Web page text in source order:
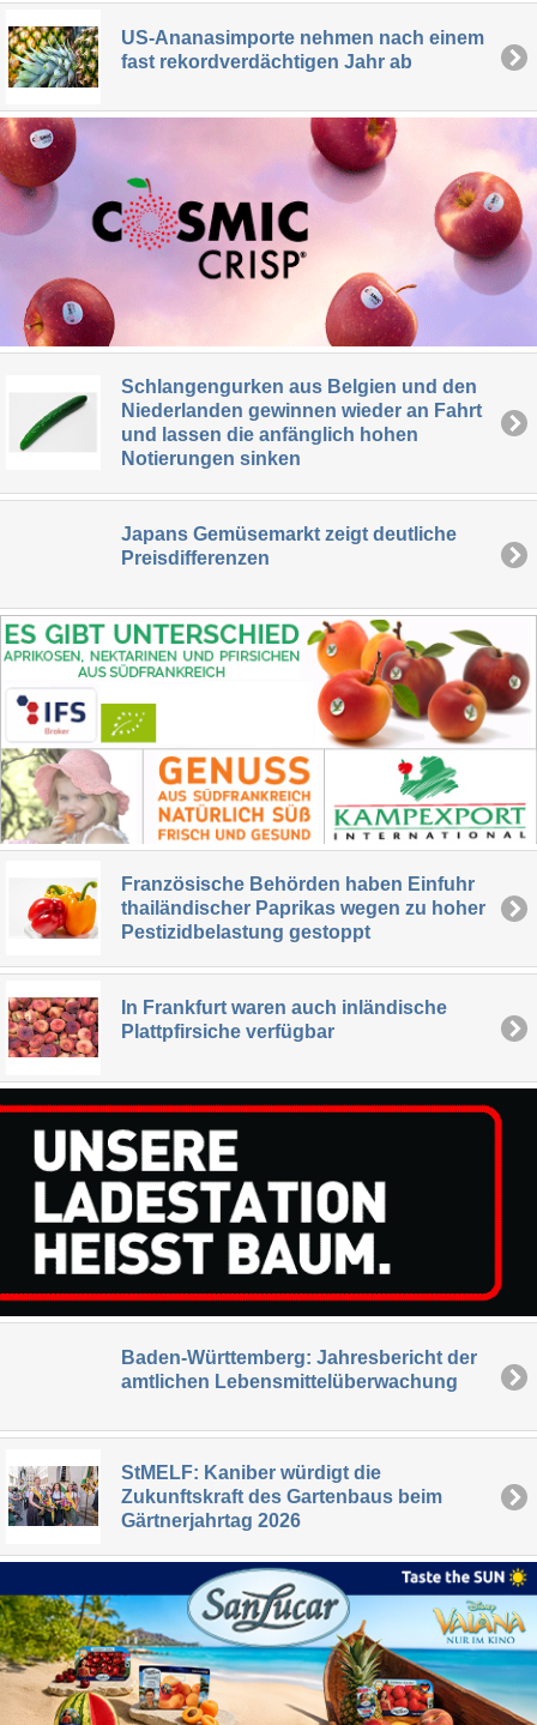
US-Ananasimporte nehmen nach einem
fast rekordverdächtigen Jahr ab
Schlangengurken aus Belgien und den
Niederlanden gewinnen wieder an Fahrt
und lassen die anfänglich hohen
Notierungen sinken
Japans Gemüsemarkt zeigt deutliche
Preisdifferenzen
Französische Behörden haben Einfuhr
thailändischer Paprikas wegen zu hoher
Pestizidbelastung gestoppt
In Frankfurt waren auch inländische
Plattpfirsiche verfügbar
Baden-Württemberg: Jahresbericht der
amtlichen Lebensmittelüberwachung
StMELF: Kaniber würdigt die
Zukunftskraft des Gartenbaus beim
Gärtnerjahrtag 2026